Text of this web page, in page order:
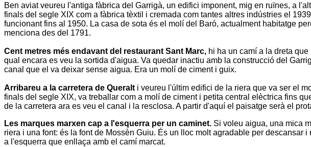
Ben aviat veureu l'antiga fàbrica del Garrigà, un edifici imponent, mig en ruïnes, a
finals del segle XIX com a fàbrica tèxtil i cremada com tantes altres indústries el
funcionant fins al 1950. La casa de sota és el molí del Baró, actualment habitatge
menciona des del 1791.
Cent metres més endavant del restaurantSant Marc, hi ha un camí a la dreta
qual encara es veu la sortida d'aigua. Va quedar inactiu amb la construcció del
canal que el va deixar sense aigua. Era un molí de ciment i guix.
Arribareu a la carretera de Queralti veureu l'últim edifici de la riera que va ser el
finals del segle XIX, va treballar com a molí de ciment i petita central elèctrica fins
de la carretera ara es veu el canal i la resclosa. A partir d'aquí el paisatge serà el
Les marques marxen cap a l'esquerra per un caminet. Si voleu aigua, una mica
riera i una font: és la font de Mossèn Guiu. És un lloc molt agradable per descansar
a l'esquerra que enllaça amb el camí marcat.